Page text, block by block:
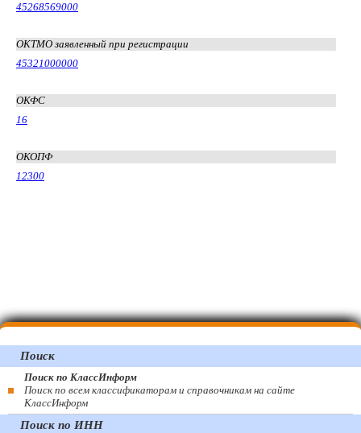
45268569000
ОКТМО заявленный при регистрации
45321000000
ОКФС
16
ОКОПФ
12300
Поиск
Поиск по КлассИнформ
Поиск по всем классификаторам и справочникам на сайте
КлассИнформ
Поиск по ИНН